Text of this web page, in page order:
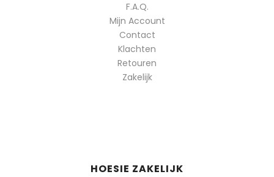
F.A.Q.
Mijn Account
Contact
Klachten
Retouren
Zakelijk
HOESIE ZAKELIJK